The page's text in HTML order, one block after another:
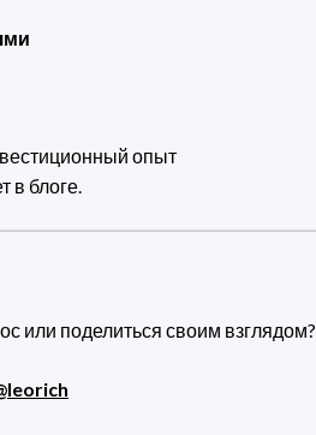
опыт
в блоге.
или поделиться своим взглядом?